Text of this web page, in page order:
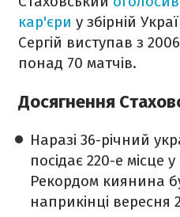
кар'єри у збірній
Сергій виступав з
понад 70 матчів.
Досягнення
Наразі 36-річний
посідає 220-е місце
Рекордом киянина
наприкінці вересня